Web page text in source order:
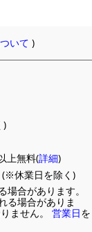
いて )
)
上無料(詳細)
(※休業日を除く)
合があります。
る場合がありま
ません。 営業日を